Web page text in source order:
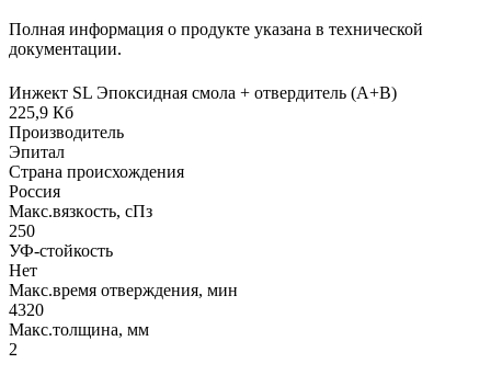
Полная информация о продукте указана в технической
документации.
Инжект SL Эпоксидная смола + отвердитель (А+В)
225,9 Кб
Производитель
Эпитал
Страна происхождения
Россия
Макс.вязкoсть, сПз
250
УФ-стойкость
Нет
Макс.время отверждения, мин
4320
Макс.толщина, мм
2